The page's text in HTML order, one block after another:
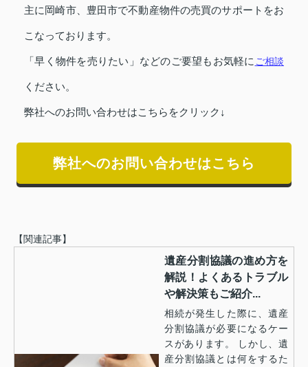
主に岡崎市、豊田市で不動産物件の売買のサポートをお
こなっております。
「早く物件を売りたい」などのご要望もお気軽に ご相談
ください。
弊社へのお問い合わせはこちらをクリック↓
弊社へのお問い合わせはこちら
【関連記事】
遺産分割協議の進め方を
解説！よくあるトラブル
や解決策もご紹介...
相続が発生した際に、遺産
分割協議が必要になるケー
スがあります。 しかし、遺
産分割協議とは何をするた